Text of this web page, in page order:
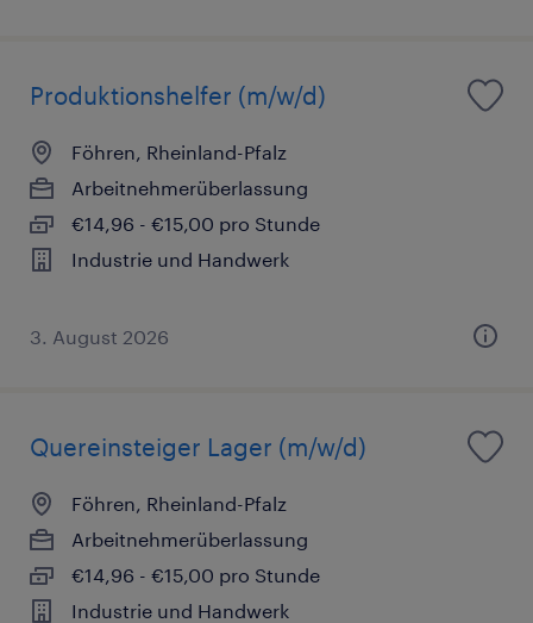
Produktionshelfer (m/w/d)
Föhren, Rheinland-Pfalz
Arbeitnehmerüberlassung
€14,96 - €15,00 pro Stunde
Industrie und Handwerk
3. August 2026
Quereinsteiger Lager (m/w/d)
Föhren, Rheinland-Pfalz
Arbeitnehmerüberlassung
€14,96 - €15,00 pro Stunde
Industrie und Handwerk